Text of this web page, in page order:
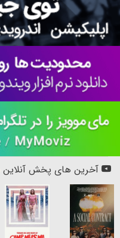
آخرین های پخش آنلاین